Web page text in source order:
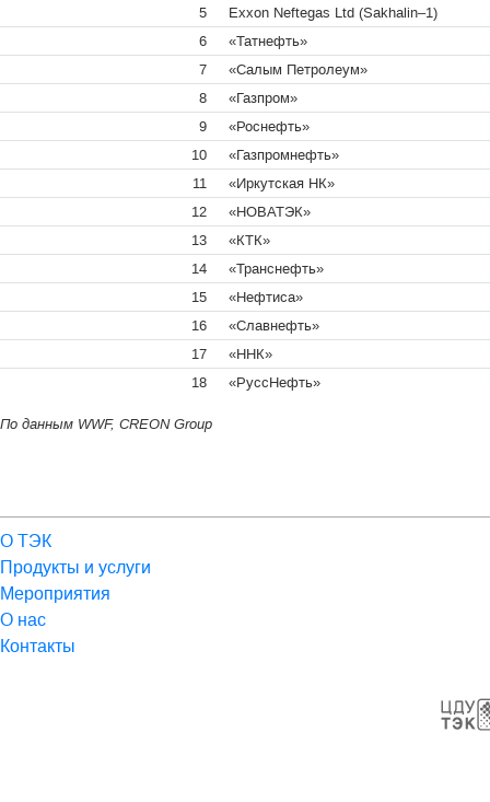
5
Exxon Neftegas Ltd (Sakhalin–1)
6
«Татнефть»
7
«Салым Петролеум»
8
«Газпром»
9
«Роснефть»
10
«Газпромнефть»
11
«Иркутская НК»
12
«НОВАТЭК»
13
«КТК»
14
«Транснефть»
15
«Нефтиса»
16
«Славнефть»
17
«ННК»
18
«РуссНефть»
По данным WWF, CREON Group
О ТЭК
Продукты и услуги
Мероприятия
О нас
Контакты